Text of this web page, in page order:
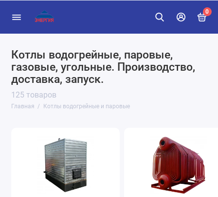
0
Котлы водогрейные, паровые,
газовые, угольные. Производство,
доставка, запуск.
125 товаров
Главная Котлы водогрейные и паровые
Водогрейные котлы
Паровые котлы
Показать все